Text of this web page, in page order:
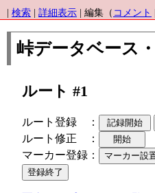
検索 詳細表示 | 編集（ コメント
峠データベース
ルート #1
ルート登録 ：
ルート修正 ：
マーカー登録：